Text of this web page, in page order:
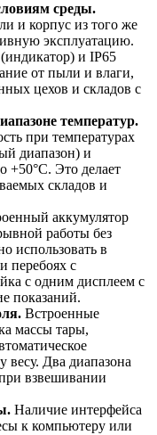
среды.
и корпус из того же
эксплуатацию.
и IP65
от пыли и влаги,
цехов и складов с
температур.
при температурах
диапазон) и
+50°C. Это делает
складов и
аккумулятор
работы без
использовать в
перебоях с
с одним дисплеем с
показаний.
Встроенные
массы тары,
весу. Два диапазона
взвешивании
Наличие интерфейса
к компьютеру или